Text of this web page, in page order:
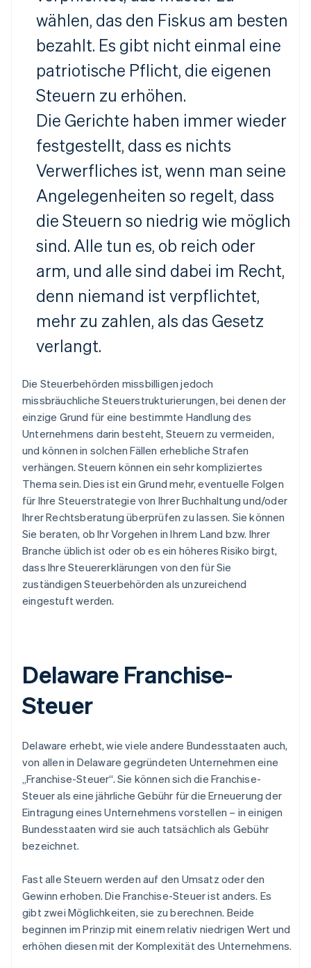
wählen, das den Fiskus am besten
bezahlt. Es gibt nicht einmal eine
patriotische Pflicht, die eigenen
Steuern zu erhöhen.
Die Gerichte haben immer wieder
festgestellt, dass es nichts
Verwerfliches ist, wenn man seine
Angelegenheiten so regelt, dass
die Steuern so niedrig wie möglich
sind. Alle tun es, ob reich oder
arm, und alle sind dabei im Recht,
denn niemand ist verpflichtet,
mehr zu zahlen, als das Gesetz
verlangt.
Die Steuerbehörden missbilligen jedoch
missbräuchliche Steuerstrukturierungen, bei denen der
einzige Grund für eine bestimmte Handlung des
Unternehmens darin besteht, Steuern zu vermeiden,
und können in solchen Fällen erhebliche Strafen
verhängen. Steuern können ein sehr kompliziertes
Thema sein. Dies ist ein Grund mehr, eventuelle Folgen
für Ihre Steuerstrategie von Ihrer Buchhaltung und/oder
Ihrer Rechtsberatung überprüfen zu lassen. Sie können
Sie beraten, ob Ihr Vorgehen in Ihrem Land bzw. Ihrer
Branche üblich ist oder ob es ein höheres Risiko birgt,
dass Ihre Steuererklärungen von den für Sie
zuständigen Steuerbehörden als unzureichend
eingestuft werden.
Delaware Franchise-
Steuer
Delaware erhebt, wie viele andere Bundesstaaten auch,
von allen in Delaware gegründeten Unternehmen eine
„Franchise-Steuer“. Sie können sich die Franchise-
Steuer als eine jährliche Gebühr für die Erneuerung der
Eintragung eines Unternehmens vorstellen – in einigen
Bundesstaaten wird sie auch tatsächlich als Gebühr
bezeichnet.
Fast alle Steuern werden auf den Umsatz oder den
Gewinn erhoben.Die Franchise-Steuer ist anders. Es
gibt zwei Möglichkeiten, sie zu berechnen. Beide
beginnen im Prinzip mit einem relativ niedrigen Wert und
erhöhen diesen mit der Komplexität des Unternehmens.